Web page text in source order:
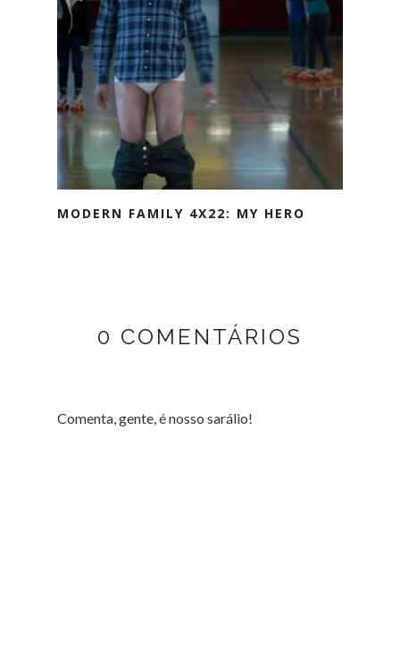
MODERN FAMILY 4X22: MY HERO
0 COMENTÁRIOS
Comenta, gente, é nosso sarálio!